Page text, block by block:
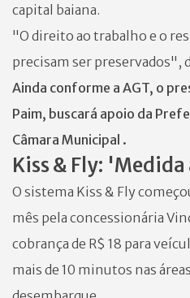
capital baiana.
"O direito ao trabalho e o
precisam ser preservados",
Ainda conforme a AGT, o
Paim, buscará apoio da
Câmara Municipal .
Kiss & Fly:
O sistema Kiss & Fly
mês pela concessionária
cobrança de R$ 18 para
mais de 10 minutos nas